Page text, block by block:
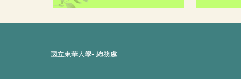
國立東華大學- 總務處